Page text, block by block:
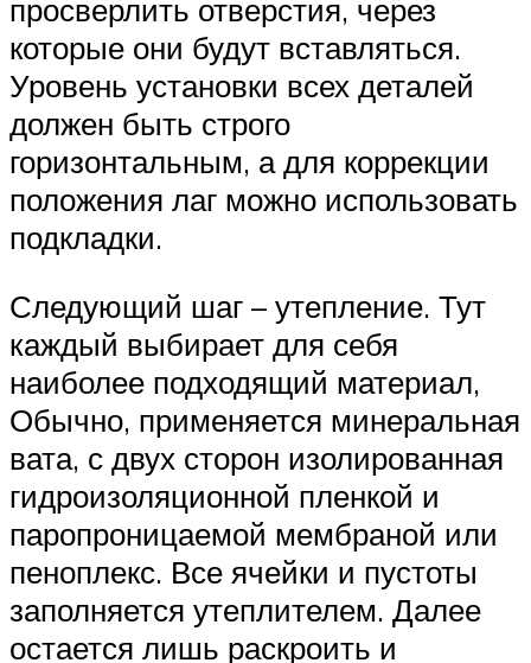
просверлить отверстия, через
которые они будут вставляться.
Уровень установки всех деталей
должен быть строго
горизонтальным, а для коррекции
положения лаг можно использовать
подкладки.
Следующий шаг – утепление. Тут
каждый выбирает для себя
наиболее подходящий материал,
Обычно, применяется минеральная
вата, с двух сторон изолированная
гидроизоляционной пленкой и
паропроницаемой мембраной или
пеноплекс. Все ячейки и пустоты
заполняется утеплителем. Далее
остается лишь раскроить и